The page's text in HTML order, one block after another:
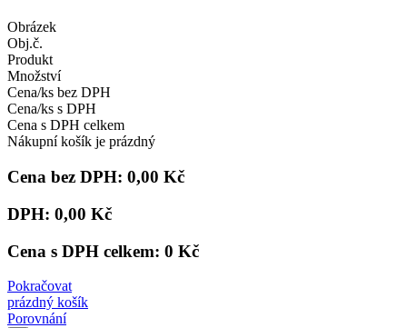
Obrázek
Obj.č.
Produkt
Množství
Cena/ks bez DPH
Cena/ks s DPH
Cena s DPH celkem
Nákupní košík je prázdný
Cena bez DPH: 0,00 Kč
DPH: 0,00 Kč
Cena s DPH celkem: 0 Kč
Pokračovat
prázdný košík
Porovnání